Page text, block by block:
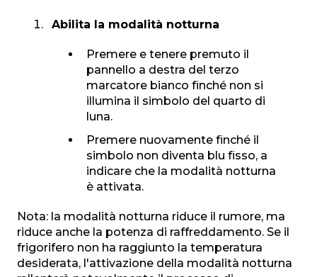
Abilita la modalità notturna
Premere e tenere premuto il
pannello a destra del terzo
marcatore bianco finché non si
illumina il simbolo del quarto di
luna.
Premere nuovamente finché il
simbolo non diventa blu fisso, a
indicare che la modalità notturna
è attivata.
Nota: la modalità notturna riduce il rumore, ma
riduce anche la potenza di raffreddamento. Se il
frigorifero non ha raggiunto la temperatura
desiderata, l'attivazione della modalità notturna